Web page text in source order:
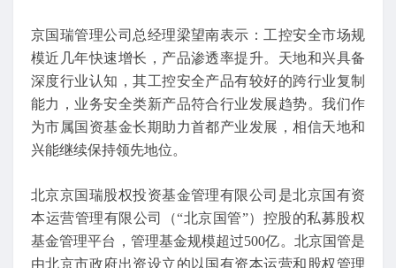
京国瑞管理公司总经理梁望南表示：工控安全市场规
模近几年快速增长，产品渗透率提升。天地和兴具备
深度行业认知，其工控安全产品有较好的跨行业复制
能力，业务安全类新产品符合行业发展趋势。我们作
为市属国资基金长期助力首都产业发展，相信天地和
兴能继续保持领先地位。
北京京国瑞股权投资基金管理有限公司是北京国有资
本运营管理有限公司（“北京国管”）控股的私募股权
基金管理平台，管理基金规模超过500亿。北京国管是
由北京市政府出资设立的以国有资本运营和股权管理